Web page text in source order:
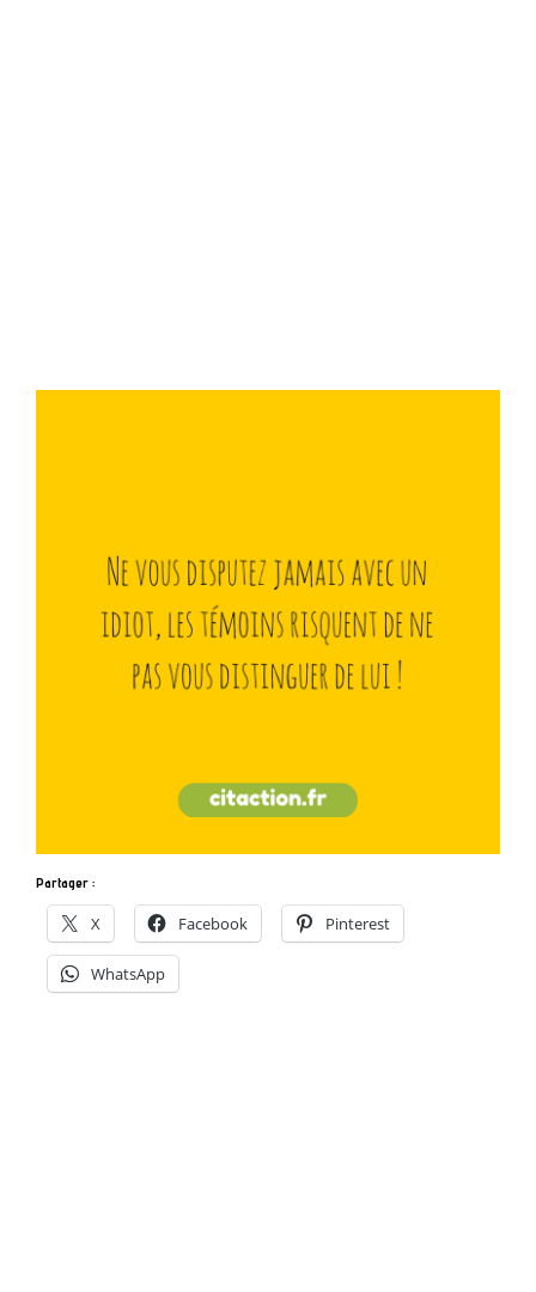
Partager :
X Facebook Pinterest
WhatsApp